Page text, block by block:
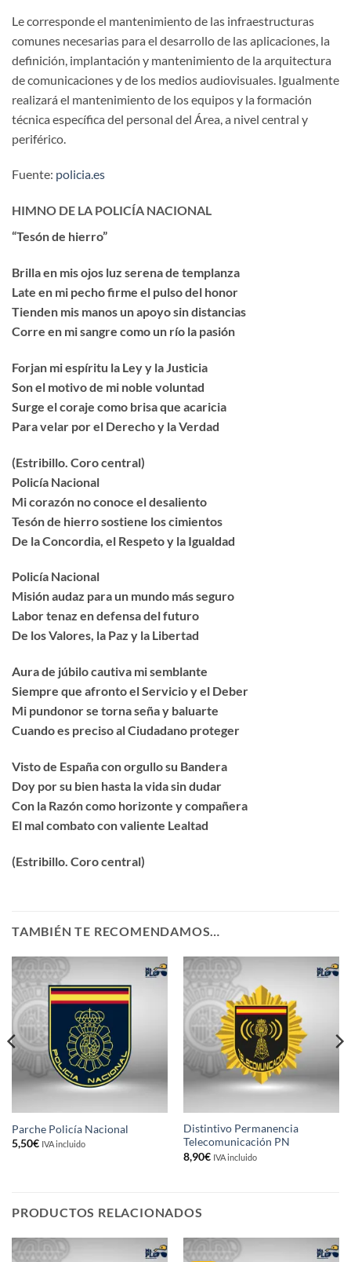
Le corresponde el mantenimiento de las infraestructuras
comunes necesarias para el desarrollo de las aplicaciones, la
definición, implantación y mantenimiento de la arquitectura
de comunicaciones y de los medios audiovisuales. Igualmente
realizará el mantenimiento de los equipos y la formación
técnica específica del personal del Área, a nivel central y
periférico.
Fuente: policia.es
HIMNO DE LA POLICÍA NACIONAL
“Tesón de hierro”
Brilla en mis ojos luz serena de templanza
Late en mi pecho firme el pulso del honor
Tienden mis manos un apoyo sin distancias
Corre en mi sangre como un río la pasión
Forjan mi espíritu la Ley y la Justicia
Son el motivo de mi noble voluntad
Surge el coraje como brisa que acaricia
Para velar por el Derecho y la Verdad
(Estribillo. Coro central)
Policía Nacional
Mi corazón no conoce el desaliento
Tesón de hierro sostiene los cimientos
De la Concordia, el Respeto y la Igualdad
Policía Nacional
Misión audaz para un mundo más seguro
Labor tenaz en defensa del futuro
De los Valores, la Paz y la Libertad
Aura de júbilo cautiva mi semblante
Siempre que afronto el Servicio y el Deber
Mi pundonor se torna seña y baluarte
Cuando es preciso al Ciudadano proteger
Visto de España con orgullo su Bandera
Doy por su bien hasta la vida sin dudar
Con la Razón como horizonte y compañera
El mal combato con valiente Lealtad
(Estribillo. Coro central)
TAMBIÉN TE RECOMENDAMOS…
Parche Policía Nacional
5,50€ IVA incluido
Distintivo Permanencia
Telecomunicación PN
8,90€ IVA incluido
PRODUCTOS RELACIONADOS